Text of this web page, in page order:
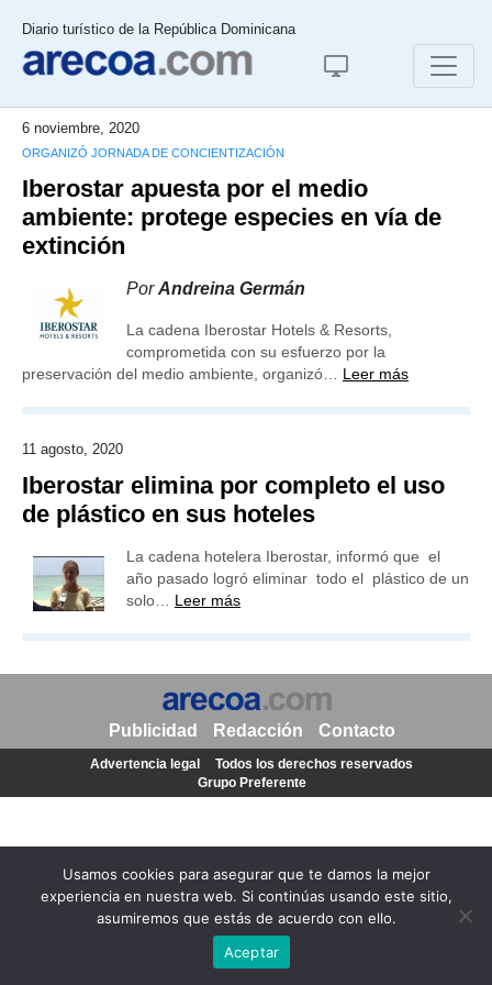
Diario turístico de la República Dominicana
6 noviembre, 2020
ORGANIZÓ JORNADA DE CONCIENTIZACIÓN
Iberostar apuesta por el medio
ambiente: protege especies en vía de
extinción
PorAndreina Germán
La cadena Iberostar Hotels & Resorts,
comprometida con su esfuerzo por la
preservación del medio ambiente, organizó… Leer más
11 agosto, 2020
Iberostar elimina por completo el uso
de plástico en sus hoteles
La cadena hotelera Iberostar, informó que el
año pasado logró eliminar todo el plástico de un
solo… Leer más
Usamos cookies para asegurar que te damos la mejor
experiencia en nuestra web. Si continúas usando este sitio,
asumiremos que estás de acuerdo con ello.
Aceptar
Publicidad Redacción Contacto
Advertencia legal
Todos los derechos reservados
Grupo Preferente